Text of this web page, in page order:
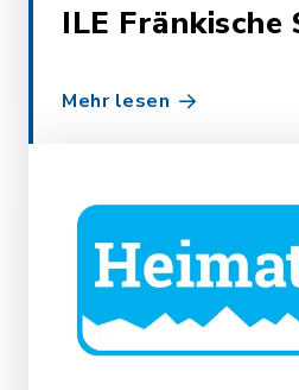
ILE Fränkische
Mehr lesen